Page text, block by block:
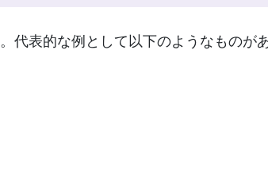
代表的な例として以下のようなものが